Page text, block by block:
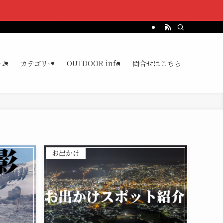
カテゴリー OUTDOOR info 問合せはこちら
お出かけ